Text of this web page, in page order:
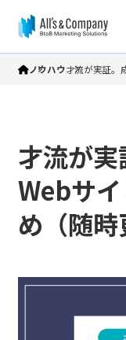
ノウハウ才流が実証。
才流が
Webサ
め（随時